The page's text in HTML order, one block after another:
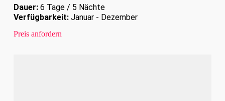
Dauer:6 Tage / 5 Nächte
Verfügbarkeit:Januar - Dezember
Preis anfordern